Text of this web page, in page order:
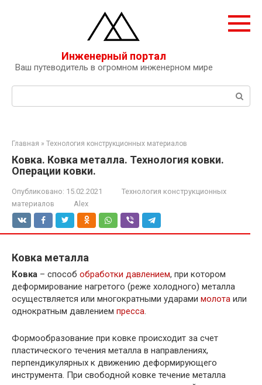
Инженерный портал
Ваш путеводитель в огромном инженерном мире
Поиск:
Главная » Технология конструкционных материалов
Ковка. Ковка металла. Технология ковки.
Операции ковки.
Опубликовано: 15.02.2021
Технология конструкционных
материалов
Alex
Ковка металла
Ковка – способ обработки давлением, при котором
деформирование нагретого (реже холодного) металла
осуществляется или многократными ударами молота или
однократным давлением пресса.
Формообразование при ковке происходит за счет
пластического течения металла в направлениях,
перпендикулярных к движению деформирующего
инструмента. При свободной ковке течение металла